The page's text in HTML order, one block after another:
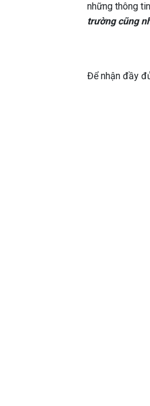
những thông
trường cũng
Để nhận đầy